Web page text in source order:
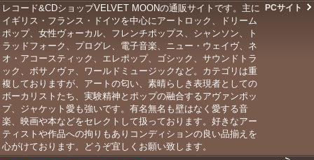
レコード&CDショップVELVET MOONの通販サイトです。主に
イギリス・フランス・ドイツを中心にアートロック、ドリーム
ポップ、女性ヴォーカル、フレンチポップス、シャンソン、ト
ラッドフォーク、プログレ、電子音楽、ニュー・ウェイヴ、ネ
オ・アコースティック、エレポップ、ゴシック、サウンドトラ
ック、ボサノヴァ、ワールドミュージックなど。カテゴリは重
複しておりますが、アートの匂い、素晴らしき表現者としての
ボーカリストたち、実験精神とポップの融合するアヴァンポッ
プ、ジャケット愛も強いです。有名無名も壁はなく愛する音
楽、映画や本などをセレクトして扱っております。好きなアー
ティストや作品への拘りもありコンディションの良い品揃えを
心がけております。どうぞ宜しくお願い致します。
PCサイト